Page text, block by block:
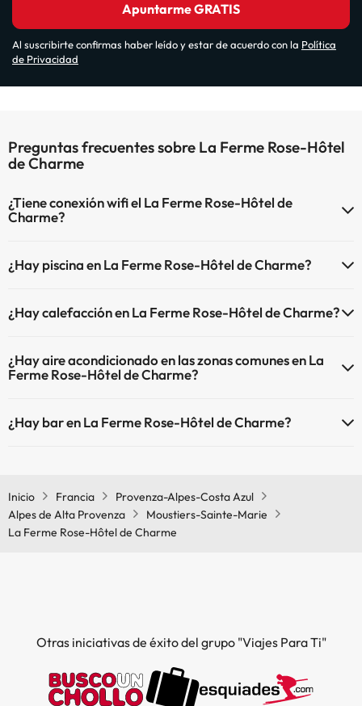
Apuntarme GRATIS
Al suscribirte confirmas haber leído y estar de acuerdo con la Política
de Privacidad
Preguntas frecuentes sobre La Ferme Rose-Hôtel
de Charme
¿Tiene conexión wifi el La Ferme Rose-Hôtel de
Charme?
¿Hay piscina en La Ferme Rose-Hôtel de Charme?
puede ser de pago) Aquí tienes más info sobre la piscina y otras
Piscina al aire libre (temporada de verano)
¿Hay calefacción en La Ferme Rose-Hôtel de Charme?
comunes.
¿Hay aire acondicionado en las zonas comunes en La
Ferme Rose-Hôtel de Charme?
zonas comunes.
¿Hay bar en La Ferme Rose-Hôtel de Charme?
Inicio Francia
Provenza-Alpes-Costa Azul
Alpes de Alta Provenza
Moustiers-Sainte-Marie
La Ferme Rose-Hôtel de Charme
Otras iniciativas de éxito del grupo "Viajes Para Ti"